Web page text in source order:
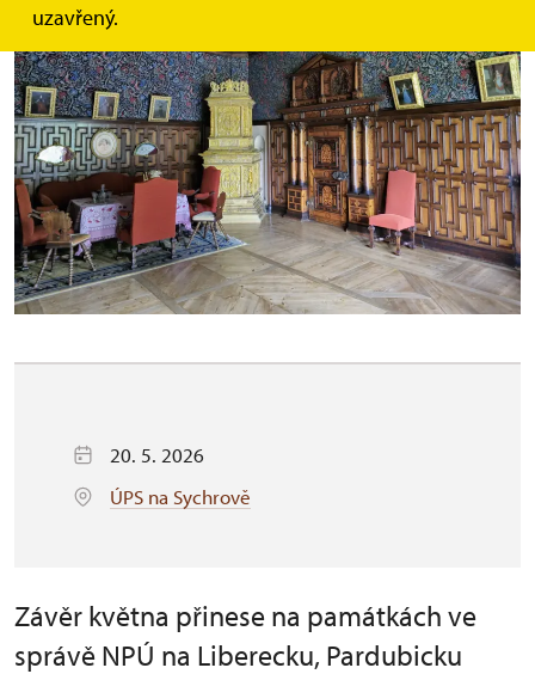
uzavřený.
20. 5. 2026
ÚPS na Sychrově
Závěr května přinese na památkách ve
správě NPÚ na Liberecku, Pardubicku